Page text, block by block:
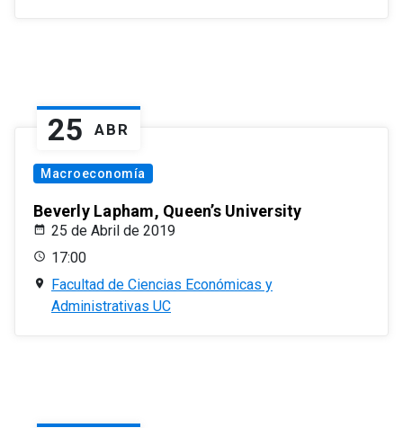
25 ABR
Macroeconomía
Beverly Lapham, Queen’s University
25 de Abril de 2019
17:00
Facultad de Ciencias Económicas y
Administrativas UC